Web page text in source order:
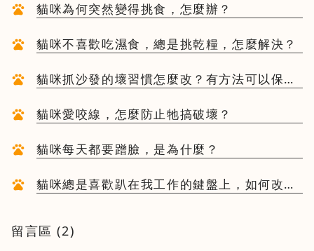
貓咪為何突然變得挑食，怎麼辦？
貓咪不喜歡吃濕食，總是挑乾糧，怎麼解決？
貓咪抓沙發的壞習慣怎麼改？有方法可以保護
貓咪愛咬線，怎麼防止牠搞破壞？
貓咪每天都要蹭臉，是為什麼？
貓咪總是喜歡趴在我工作的鍵盤上，如何改善
留言區 (2)